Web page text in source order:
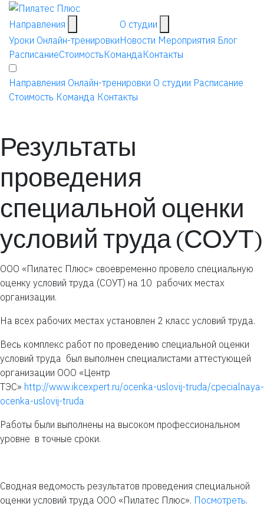
Направления
Уроки Онлайн-тренировки
О студии
Новости Мероприятия Блог
РасписаниеСтоимостьКоманда Контакты
Направления Онлайн-тренировки О студии Расписание
Стоимость Команда Контакты
Результаты
проведения
специальной оценки
условий труда (СОУТ)
ООО «Пилатес Плюс» своевременно провело специальную
оценку условий труда (СОУТ) на 10 рабочих местах
организации.
На всех рабочих местах установлен 2 класс условий труда.
Весь комплекс работ по проведению специальной оценки
условий труда был выполнен специалистами аттестующей
организации ООО «Центр
ТЭС» http://www.ikcexpert.ru/ocenka-uslovij-truda/cpecialnaya-
ocenka-uslovij-truda
Работы были выполнены на высоком профессиональном
уровне в точные сроки.
Сводная ведомость результатов проведения специальной
оценки условий труда ООО «Пилатес Плюс». Посмотреть.